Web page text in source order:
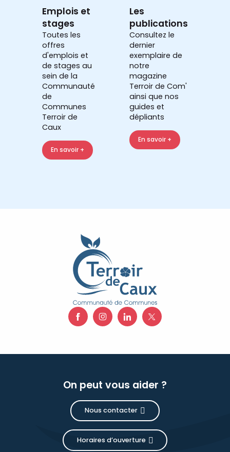
Emplois et
stages
Toutes les
offres
d'emplois et
de stages au
sein de la
Communauté
de
Communes
Terroir de
Caux
En savoir +
Les
publications
Consultez le
dernier
exemplaire de
notre
magazine
Terroir de Com'
ainsi que nos
guides et
dépliants
En savoir +
On peut vous aider ?
Nous contacter
Horaires d’ouverture